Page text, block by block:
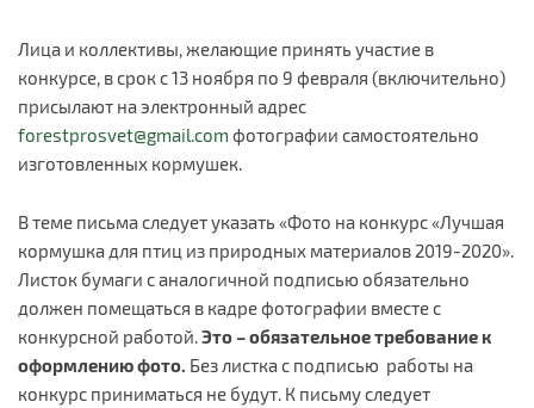
Лица и коллективы, желающие принять участие в
конкурсе, в срок с 13 ноября по 9 февраля (включительно)
присылают на электронный адрес
forestprosvet@gmail.com фотографии самостоятельно
изготовленных кормушек.
В теме письма следует указать «Фото на конкурс «Лучшая
кормушка для птиц из природных материалов 2019-2020».
Листок бумаги с аналогичной подписью обязательно
должен помещаться в кадре фотографии вместе с
конкурсной работой.Это – обязательное требование к
оформлению фото. Без листка с подписью работы на
конкурс приниматься не будут. К письму следует